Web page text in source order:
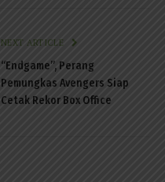
NEXT ARTICLE
“Endgame”, Perang
Pemungkas Avengers Siap
Cetak Rekor Box Office